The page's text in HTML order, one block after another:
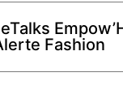
Fashion